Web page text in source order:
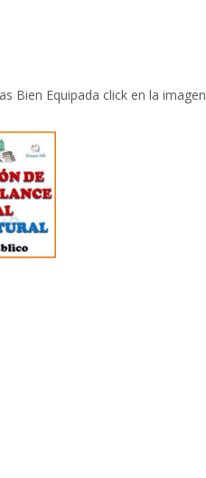
Bien Equipada click en la imagen